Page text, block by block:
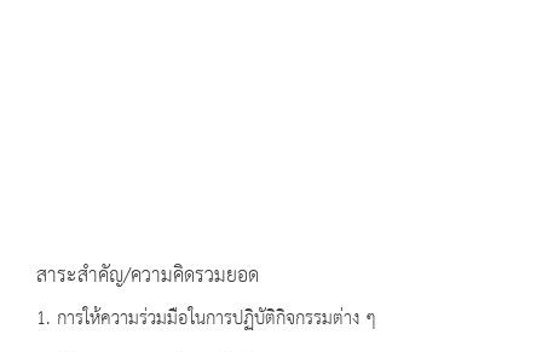
สาระสำคัญ/ความคิดรวมยอด
1. การให้ความร่วมมือในการปฏิบัติกิจกรรมต่าง ๆ